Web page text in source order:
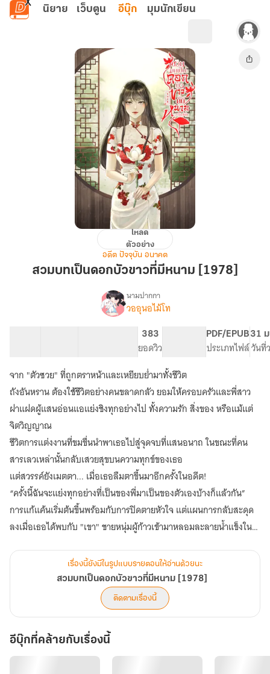
ข้ามไปยังเนื้อหาหลัก
นิยาย เว็บตูน อีบุ๊ก มุมนักเขียน
เป็น
โหลด
ตัวอย่าง
อดีต ปัจจุบัน อนาคต
สวมบทเป็นดอกบัวขาวที่มีหนาม [1978]
เรื่อง
สวม
บท
เป็น
ดอกบัว
ขาว
ที่
มี
หนาม
[1978]
นามปากกา
วออุนอไม้โท
383
ยอดวิว
PDF/EPUB
ประเภทไฟล์
31
วันที่
จาก "ตัวซวย" ที่ถูกตราหน้าและเหยียบย่ำมาทั้งชีวิต
ถังอันหราน ต้องใช้ชีวิตอย่างคนขลาดกลัว ยอมให้ครอบครัวและพี่สาว
ฝาแฝดผู้แสนอ่อนแอแย่งชิงทุกอย่างไป ทั้งความรัก สิ่งของ หรือแม้แต่
จิตวิญญาณ
ชีวิตการแต่งงานที่ขมขื่นนำพาเธอไปสู่จุดจบที่แสนอนาถ ในขณะที่คน
สารเลวเหล่านั้นกลับเสวยสุขบนความทุกข์ของเธอ
แต่สวรรค์ยังเมตตา... เมื่อเธอลืมตาขึ้นมาอีกครั้งในอดีต!
“ครั้งนี้ฉันจะแย่งทุกอย่างที่เป็นของพี่มาเป็นของตัวเองบ้างก็แล้วกัน”
การแก้แค้นเริ่มต้นขึ้นพร้อมกับการปิดตายหัวใจ แต่แผนการกลับสะดุด
ลงเมื่อเธอได้พบกับ "เขา" ชายหนุ่มผู้ก้าวเข้ามาหลอมละลายน้ำแข็งในใจ
แรงอีกครั้ง
ท่ามกลางไฟแค้นที่กำลังแผดเผา เธอเลือกที่จะเดินหน้าทำลายทุกอย่าง
พร้อมกับมีชายคนนั้นอยู่ข้างๆ
เป้าหมายสำคัญของเธอคือ...
อะไรที่เป็นของพี่สาวคนนั้น เธอจะแย่งมาให้หมด โดยเฉพาะ "ผู้ชายคน
เรื่องนี้ยังมีในรูปแบบรายตอนให้อ่านด้วยนะ
สวมบทเป็นดอกบัวขาวที่มีหนาม [1978]
ติดตามเรื่องนี้
อีบุ๊กที่คล้ายกับเรื่องนี้